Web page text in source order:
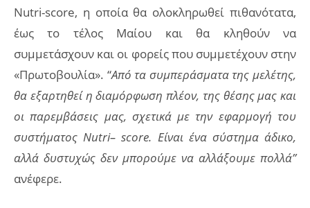
Nutri-score, η οποία θα ολοκληρωθεί πιθανότατα,
έως το τέλος Μαίου και θα κληθούν να
συμμετάσχουν και οι φορείς που συμμετέχουν στην
«Πρωτοβουλία». “Από τα συμπεράσματα της μελέτης,
θα εξαρτηθεί η διαμόρφωση πλέον, της θέσης μας και
οι παρεμβάσεις μας, σχετικά με την εφαρμογή του
συστήματοςNutri–score. Είναι ένα σύστημα άδικο,
αλλά δυστυχώς δεν μπορούμε να αλλάξουμε πολλά”
ανέφερε.